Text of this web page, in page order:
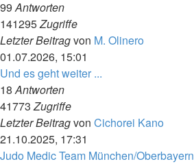
99Antworten
141295Zugriffe
Letzter Beitragvon M. Olinero
01.07.2026, 15:01
Und es geht weiter ...
18Antworten
41773Zugriffe
Letzter Beitragvon Cichorei Kano
21.10.2025, 17:31
Judo Medic Team München/Oberbayern